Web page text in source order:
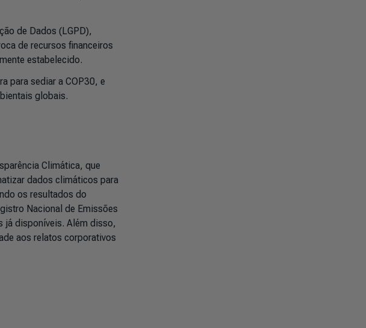
de Dados (LGPD),
de recursos financeiros
estabelecido.
para sediar a COP30, e
globais.
Climática, que
dados climáticos para
os resultados do
Nacional de Emissões
já disponíveis. Além disso,
aos relatos corporativos